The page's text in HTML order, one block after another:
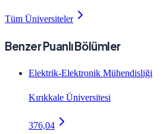
Tüm Üniversiteler
Benzer Puanlı Bölümler
Elektrik-Elektronik Mühendisliği
Kırıkkale Üniversitesi
376,04